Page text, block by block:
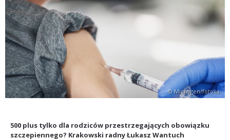
© Microgen/fotolia
500 plus tylko dla rodziców przestrzegających obowiązku
szczepiennego? Krakowski radny Łukasz Wantuch